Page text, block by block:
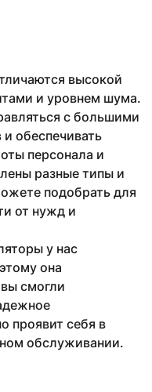
высокой
и уровнем шума.
с большими
обеспечивать
персонала и
разные типы и
подобрать для
от нужд и
у нас
она
смогли
проявит себя в
обслуживании.